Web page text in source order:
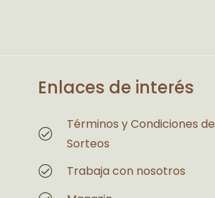
Enlaces de interés
Términos y Condiciones de
Sorteos
Trabaja con nosotros